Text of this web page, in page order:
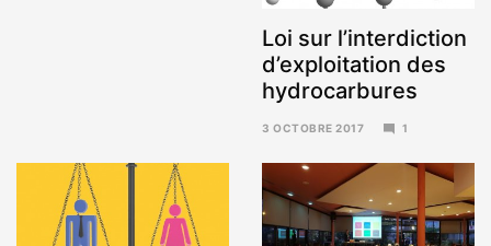
Loi sur l’interdiction
d’exploitation des
hydrocarbures
3 OCTOBRE 2017
2017
1